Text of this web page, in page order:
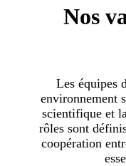
Nos
Les équipes
environnement
scientifique et
rôles sont
coopération